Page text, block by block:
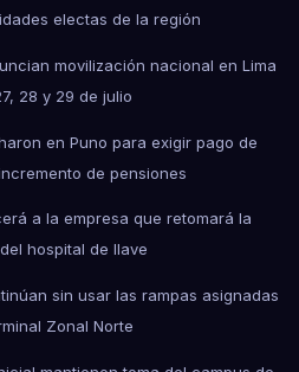
electas de la región
movilización nacional en Lima
28 y 29 de julio
en Puno para exigir pago de
de pensiones
a la empresa que retomará la
hospital de Ilave
sin usar las rampas asignadas
Zonal Norte